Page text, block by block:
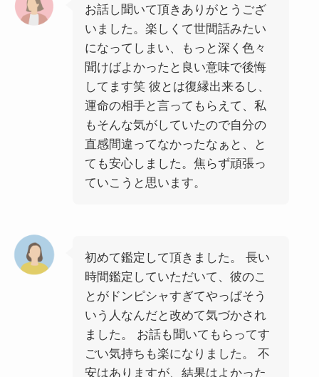
お話し聞いて頂きありがとうござ
いました。楽しくて世間話みたい
になってしまい、もっと深く色々
聞けばよかったと良い意味で後悔
してます笑 彼とは復縁出来るし、
運命の相手と言ってもらえて、私
もそんな気がしていたので自分の
直感間違ってなかったなぁと、と
ても安心しました。焦らず頑張っ
ていこうと思います。
初めて鑑定して頂きました。 長い
時間鑑定していただいて、彼のこ
とがドンピシャすぎてやっぱそう
いう人なんだと改めて気づかされ
ました。 お話も聞いてもらってす
ごい気持ちも楽になりました。 不
安はありますが、結果はよかった